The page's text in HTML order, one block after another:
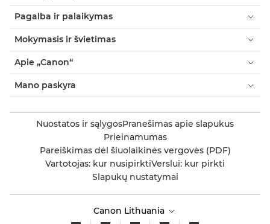
Pagalba ir palaikymas
Mokymasis ir švietimas
Apie „Canon“
Mano paskyra
Nuostatos ir sąlygosPranešimas apie slapukus
Prieinamumas
Pareiškimas dėl šiuolaikinės vergovės (PDF)
Vartotojas: kur nusipirktiVerslui: kur pirkti
Slapukų nustatymai
Canon Lithuania